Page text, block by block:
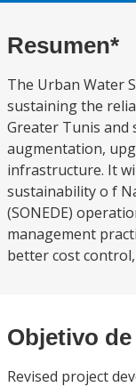
Resumen*
The Urban Water
sustaining the
Greater Tunis and
augmentation,
infrastructure. It
sustainability o f
(SONEDE)
management
better cost
Objetivo
Revised project